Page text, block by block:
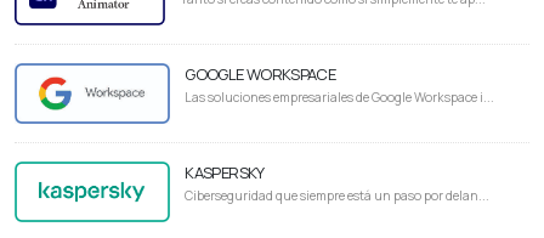
GOOGLE WORKSPACE
Las soluciones empresariales de Google Workspace i...
KASPERSKY
Ciberseguridad que siempre está un paso por delan...